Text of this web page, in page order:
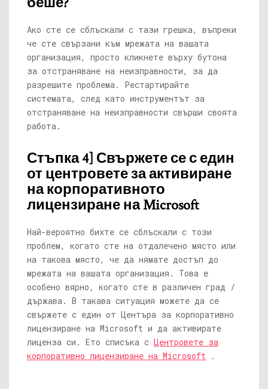
Ако сте се сблъскали с тази грешка, въпреки
че сте свързани към мрежата на вашата
организация, просто кликнете върху бутона
за отстраняване на неизправности, за да
разрешите проблема. Рестартирайте
системата, след като инструментът за
отстраняване на неизправности свърши своята
работа.
Стъпка 4] Свържете се с един
от центровете за активиране
на корпоративното
лицензиране на Microsoft
Най-вероятно бихте се сблъскали с този
проблем, когато сте на отдалечено място или
на такова място, че да нямате достъп до
мрежата на вашата организация. Това е
особено вярно, когато сте в различен град /
държава. В такава ситуация можете да се
свържете с един от Центъра за корпоративно
лицензиране на Microsoft и да активирате
лиценза си. Ето списъка с Центровете за
корпоративно лицензиране на Microsoft .